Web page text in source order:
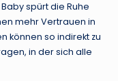
spürt die Ruhe
mehr Vertrauen in
können so indirekt zu
in der sich alle